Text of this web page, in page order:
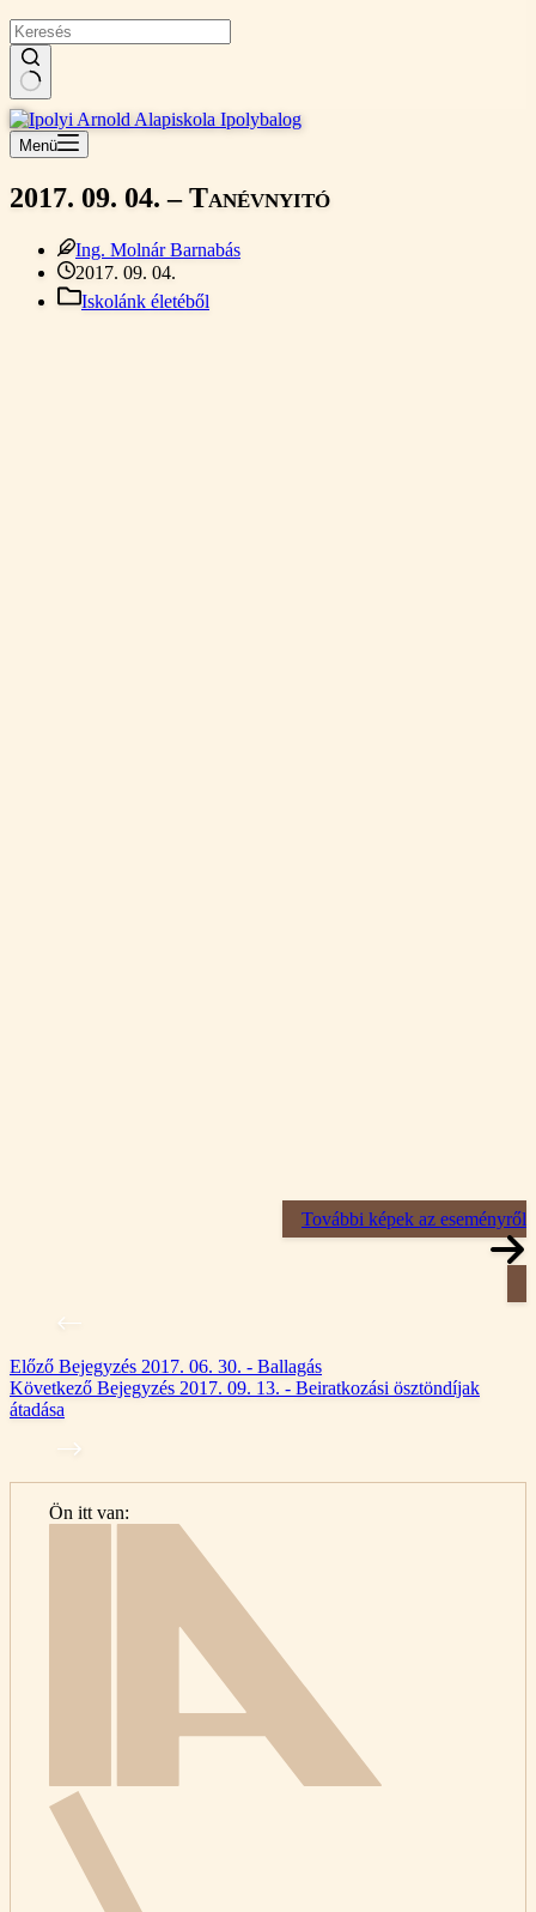
Nincs
találat
Menü
2017. 09. 04. – Tanévnyitó
Ing. Molnár Barnabás
2017. 09. 04.
Iskolánk életéből
További képek az eseményről
Előző Bejegyzés 2017. 06. 30. - Ballagás
Következő Bejegyzés 2017. 09. 13. - Beiratkozási ösztöndíjak
átadása
Ön itt van: